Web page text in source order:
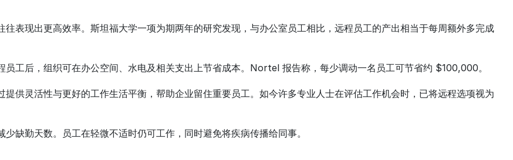
表现出更高效率。斯坦福大学一项为期两年的研究发现，与办公室员工相比，远程员工的产出相当于每周额外多完成
工后，组织可在办公空间、水电及相关支出上节省成本。Nortel 报告称，每少调动一名员工可节省约 $100,000。
供灵活性与更好的工作生活平衡，帮助企业留住重要员工。如今许多专业人士在评估工作机会时，已将远程选项视为
缺勤天数。员工在轻微不适时仍可工作，同时避免将疾病传播给同事。